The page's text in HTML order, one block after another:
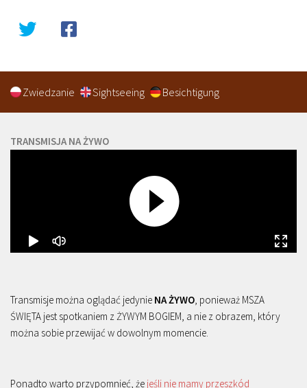
Zwiedzanie Sightseeing Besichtigung
TRANSMISJA NA ŻYWO
Transmisje można oglądać jedynie NA ŻYWO, ponieważ MSZA
ŚWIĘTA jest spotkaniem z ŻYWYM BOGIEM, a nie z obrazem, który
można sobie przewijać w dowolnym momencie.
Ponadto warto przypomnieć, że jeśli nie mamy przeszkód